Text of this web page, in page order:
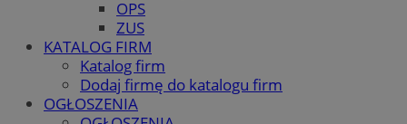
OPS
ZUS
KATALOG FIRM
Katalog firm
Dodaj firmę do katalogu firm
OGŁOSZENIA